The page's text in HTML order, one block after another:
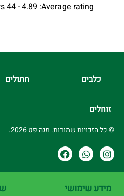
Average rating:
4.89 -
44
כלבים חתולים
זוחלים
© כל הזכויות שמורות. מגה פט 2026.
מידע שימושי